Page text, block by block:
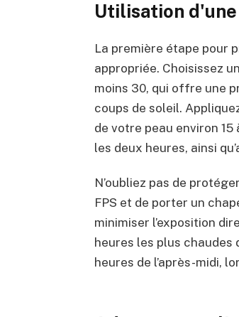
Utilisation
La première étape pour
appropriée. Choisissez
moins 30, qui offre une
coups de soleil.
de votre peau environ
les deux heures, ainsi
N’oubliez pas de
FPS et de porter un
minimiser l’exposition
heures les plus chaudes
heures de l’après-midi,